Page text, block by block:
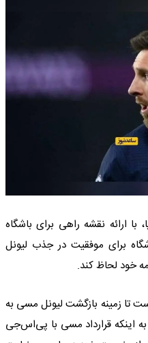
با ارائه نقشه راهی برای باشگاه
برای موفقیت در جذب لیونل
خود لحاظ کند.
تا زمینه بازگشت لیونل مسی به
اینکه قرارداد مسی با پی‌اس‌جی